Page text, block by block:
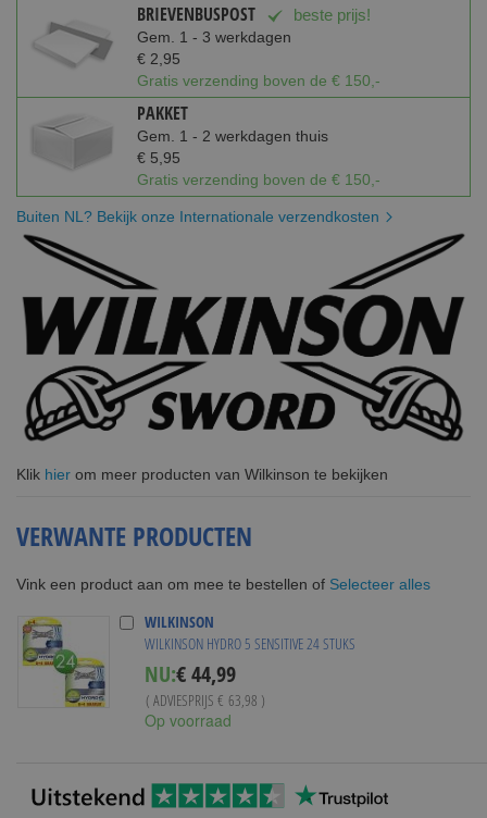
BRIEVENBUSPOST beste prijs!
Gem. 1 - 3 werkdagen
€ 2,95
Gratis verzending boven de € 150,-
PAKKET
Gem. 1 - 2 werkdagen thuis
€ 5,95
Gratis verzending boven de € 150,-
Buiten NL? Bekijk onze Internationale verzendkosten
Klik hier om meer producten van Wilkinson te bekijken
VERWANTE PRODUCTEN
Vink een product aan om mee te bestellen of Selecteer alles
WILKINSON
WILKINSON HYDRO 5 SENSITIVE 24 STUKS
NU:Special
Price
€ 44,99
( ADVIESPRIJS € 63,98 )
Op voorraad